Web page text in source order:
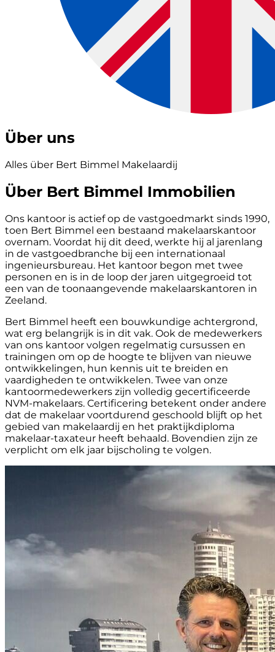
Über uns
Alles über Bert Bimmel Makelaardij
Über Bert Bimmel Immobilien
Ons kantoor is actief op de vastgoedmarkt sinds 1990,
toen Bert Bimmel een bestaand makelaarskantoor
overnam. Voordat hij dit deed, werkte hij al jarenlang
in de vastgoedbranche bij een internationaal
ingenieursbureau. Het kantoor begon met twee
personen en is in de loop der jaren uitgegroeid tot
een van de toonaangevende makelaarskantoren in
Zeeland.
Bert Bimmel heeft een bouwkundige achtergrond,
wat erg belangrijk is in dit vak. Ook de medewerkers
van ons kantoor volgen regelmatig cursussen en
trainingen om op de hoogte te blijven van nieuwe
ontwikkelingen, hun kennis uit te breiden en
vaardigheden te ontwikkelen. Twee van onze
kantoormedewerkers zijn volledig gecertificeerde
NVM-makelaars. Certificering betekent onder andere
dat de makelaar voortdurend geschoold blijft op het
gebied van makelaardij en het praktijkdiploma
makelaar-taxateur heeft behaald. Bovendien zijn ze
verplicht om elk jaar bijscholing te volgen.